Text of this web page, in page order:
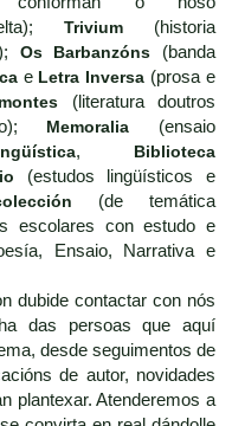
Trivium (historia
Os Barbanzóns (banda
e Letra Inversa (prosa e
(literatura doutros
Memoralia (ensaio
, Biblioteca
(estudos lingüísticos e
(de temática
escolares con estudo e
Ensaio, Narrativa e
dubide contactar con nós
das persoas que aquí
desde seguimentos de
de autor, novidades
plantexar. Atenderemos a